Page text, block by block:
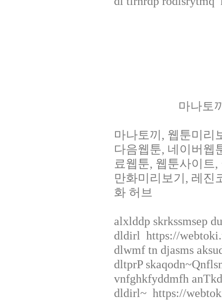
마나토
마나토끼, 웹툰미리
다음웹툰, 네이버웹
료웹툰, 웹툰사이트
만화미리보기, 레진
화 허브
alxlddp skrkssmsep
dldirl https://
dlwmf tn djasms
dltprP
vnfghkfyddmfh
dldirl~ https://